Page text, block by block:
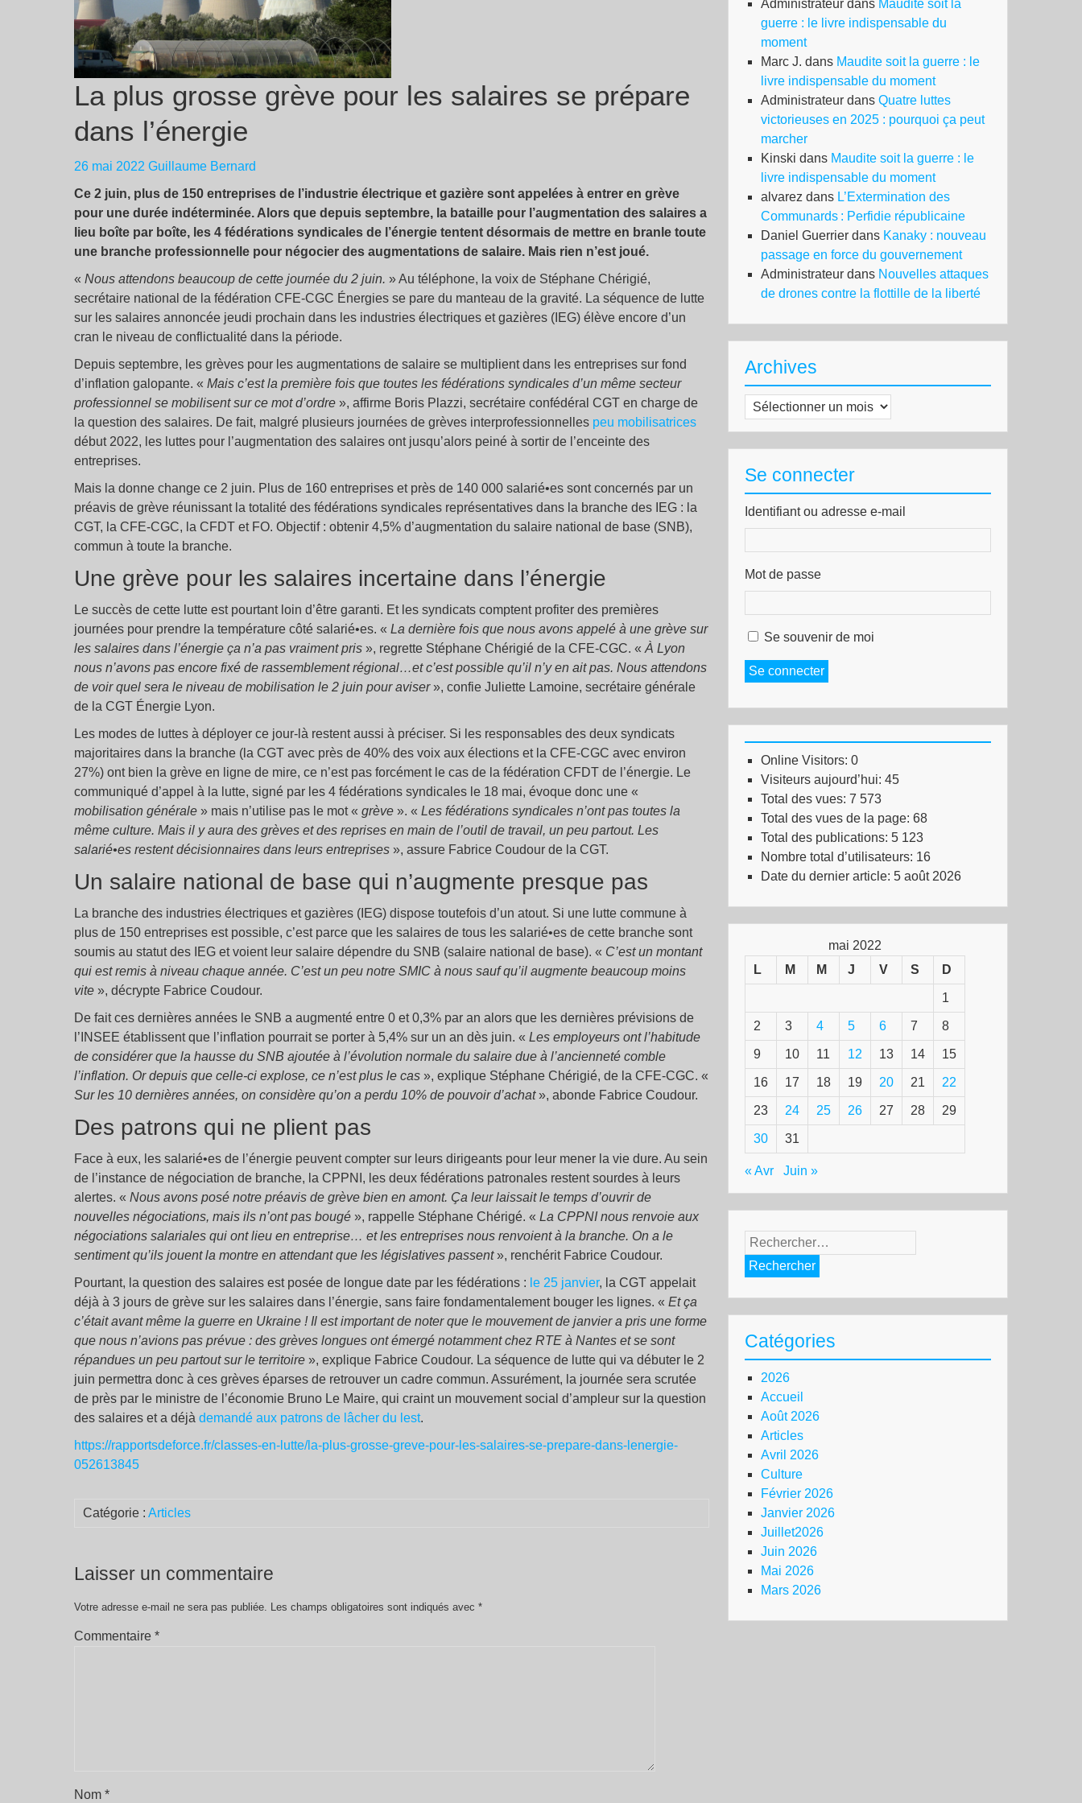
La plus grosse grève pour les salaires se prépare
dans l’énergie
26 mai 2022 Guillaume Bernard
Ce 2 juin, plus de 150 entreprises de l’industrie électrique et gazière sont appelées à entrer en grève
pour une durée indéterminée. Alors que depuis septembre, la bataille pour l’augmentation des salaires a
lieu boîte par boîte, les 4 fédérations syndicales de l’énergie tentent désormais de mettre en branle toute
une branche professionnelle pour négocier des augmentations de salaire. Mais rien n’est joué.
« Nous attendons beaucoup de cette journée du 2 juin. » Au téléphone, la voix de Stéphane Chérigié,
secrétaire national de la fédération CFE-CGC Énergies se pare du manteau de la gravité. La séquence de lutte
sur les salaires annoncée jeudi prochain dans les industries électriques et gazières (IEG) élève encore d’un
cran le niveau de conflictualité dans la période.
Depuis septembre, les grèves pour les augmentations de salaire se multiplient dans les entreprises sur fond
d’inflation galopante. « Mais c’est la première fois que toutes les fédérations syndicales d’un même secteur
professionnel se mobilisent sur ce mot d’ordre », affirme Boris Plazzi, secrétaire confédéral CGT en charge de
la question des salaires. De fait, malgré plusieurs journées de grèves interprofessionnelles peu mobilisatrices
début 2022, les luttes pour l’augmentation des salaires ont jusqu’alors peiné à sortir de l’enceinte des
entreprises.
Mais la donne change ce 2 juin. Plus de 160 entreprises et près de 140 000 salarié•es sont concernés par un
préavis de grève réunissant la totalité des fédérations syndicales représentatives dans la branche des IEG : la
CGT, la CFE-CGC, la CFDT et FO. Objectif : obtenir 4,5% d’augmentation du salaire national de base (SNB),
commun à toute la branche.
Une grève pour les salaires incertaine dans l’énergie
Le succès de cette lutte est pourtant loin d’être garanti. Et les syndicats comptent profiter des premières
journées pour prendre la température côté salarié•es. « La dernière fois que nous avons appelé à une grève sur
les salaires dans l’énergie ça n’a pas vraiment pris », regrette Stéphane Chérigié de la CFE-CGC. « À Lyon
nous n’avons pas encore fixé de rassemblement régional…et c’est possible qu’il n’y en ait pas. Nous attendons
de voir quel sera le niveau de mobilisation le 2 juin pour aviser», confie Juliette Lamoine, secrétaire générale
de la CGT Énergie Lyon.
Les modes de luttes à déployer ce jour-là restent aussi à préciser. Si les responsables des deux syndicats
majoritaires dans la branche (la CGT avec près de 40% des voix aux élections et la CFE-CGC avec environ
27%) ont bien la grève en ligne de mire, ce n’est pas forcément le cas de la fédération CFDT de l’énergie. Le
communiqué d’appel à la lutte, signé par les 4 fédérations syndicales le 18 mai, évoque donc une «
mobilisation générale » mais n’utilise pas le mot « grève ». « Les fédérations syndicales n’ont pas toutes la
même culture. Mais il y aura des grèves et des reprises en main de l’outil de travail, un peu partout. Les
salarié•es restent décisionnaires dans leurs entreprises », assure Fabrice Coudour de la CGT.
Un salaire national de base qui n’augmente presque pas
La branche des industries électriques et gazières (IEG) dispose toutefois d’un atout. Si une lutte commune à
plus de 150 entreprises est possible, c’est parce que les salaires de tous les salarié•es de cette branche sont
soumis au statut des IEG et voient leur salaire dépendre du SNB (salaire national de base). « C’est un montant
qui est remis à niveau chaque année. C’est un peu notre SMIC à nous sauf qu’il augmente beaucoup moins
vite », décrypte Fabrice Coudour.
De fait ces dernières années le SNB a augmenté entre 0 et 0,3% par an alors que les dernières prévisions de
l’INSEE établissent que l’inflation pourrait se porter à 5,4% sur un an dès juin. « Les employeurs ont l’habitude
de considérer que la hausse du SNB ajoutée à l’évolution normale du salaire due à l’ancienneté comble
l’inflation. Or depuis que celle-ci explose, ce n’est plus le cas », explique Stéphane Chérigié, de la CFE-CGC. «
Sur les 10 dernières années, on considère qu’on a perdu 10% de pouvoir d’achat», abonde Fabrice Coudour.
Des patrons qui ne plient pas
Face à eux, les salarié•es de l’énergie peuvent compter sur leurs dirigeants pour leur mener la vie dure. Au sein
de l’instance de négociation de branche, la CPPNI, les deux fédérations patronales restent sourdes à leurs
alertes. « Nous avons posé notre préavis de grève bien en amont. Ça leur laissait le temps d’ouvrir de
nouvelles négociations, mais ils n’ont pas bougé », rappelle Stéphane Chérigé. « La CPPNI nous renvoie aux
négociations salariales qui ont lieu en entreprise… et les entreprises nous renvoient à la branche. On a le
sentiment qu’ils jouent la montre en attendant que les législatives passent», renchérit Fabrice Coudour.
Pourtant, la question des salaires est posée de longue date par les fédérations : le 25 janvier, la CGT appelait
déjà à 3 jours de grève sur les salaires dans l’énergie, sans faire fondamentalement bouger les lignes. « Et ça
c’était avant même la guerre en Ukraine ! Il est important de noter que le mouvement de janvier a pris une forme
que nous n’avions pas prévue : des grèves longues ont émergé notamment chez RTE à Nantes et se sont
répandues un peu partout sur le territoire », explique Fabrice Coudour. La séquence de lutte qui va débuter le 2
juin permettra donc à ces grèves éparses de retrouver un cadre commun. Assurément, la journée sera scrutée
de près par le ministre de l’économie Bruno Le Maire, qui craint un mouvement social d’ampleur sur la question
des salaires et a déjà demandé aux patrons de lâcher du lest.
https://rapportsdeforce.fr/classes-en-lutte/la-plus-grosse-greve-pour-les-salaires-se-prepare-dans-lenergie-
052613845
Catégorie : Articles
Laisser un commentaire
Votre adresse e-mail ne sera pas publiée. Les champs obligatoires sont indiqués avec *
Commentaire *
Nom *
Administrateur dans Maudite soit la
guerre : le livre indispensable du
moment
Marc J. dans Maudite soit la guerre : le
livre indispensable du moment
Administrateur dans Quatre luttes
victorieuses en 2025 : pourquoi ça peut
marcher
Kinski dans Maudite soit la guerre : le
livre indispensable du moment
alvarez dans L’Extermination des
Communards : Perfidie républicaine
Daniel Guerrier dans Kanaky : nouveau
passage en force du gouvernement
Administrateur dans Nouvelles attaques
de drones contre la flottille de la liberté
Archives
Archives
Se connecter
Identifiant ou adresse e-mail
Mot de passe
Se souvenir de moi
Se connecter
Online Visitors: 0
Visiteurs aujourd’hui: 45
Total des vues: 7 573
Total des vues de la page: 68
Total des publications: 5 123
Nombre total d’utilisateurs: 16
Date du dernier article: 5 août 2026
mai 2022
L
M M J V S D
1
2 3 4 5 6 7 8
9 10 11 12 13 14 15
16 17 18 19 20 21 22
23 24 25 26 27 28 29
30 31
« Avr Juin »
Rechercher :
Catégories
2026
Accueil
Août 2026
Articles
Avril 2026
Culture
Février 2026
Janvier 2026
Juillet2026
Juin 2026
Mai 2026
Mars 2026